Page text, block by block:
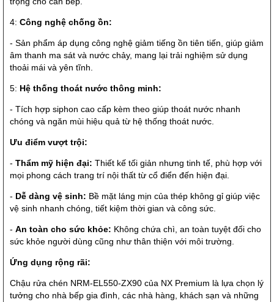
4: Công nghệ chống ồn:
- Sản phẩm áp dụng công nghệ giảm tiếng ồn tiên tiến, giúp giảm
âm thanh ma sát và nước chảy, mang lại trải nghiệm sử dụng
thoải mái và yên tĩnh.
5: Hệ thống thoát nước thông minh:
- Tích hợp siphon cao cấp kèm theo giúp thoát nước nhanh
chóng và ngăn mùi hiệu quả từ hệ thống thoát nước.
Ưu điểm vượt trội:
- Thẩm mỹ hiện đại: Thiết kế tối giản nhưng tinh tế, phù hợp với
mọi phong cách trang trí nội thất từ cổ điển đến hiện đại.
- Dễ dàng vệ sinh: Bề mặt láng mịn của thép không gỉ giúp việc
vệ sinh nhanh chóng, tiết kiệm thời gian và công sức.
- An toàn cho sức khỏe: Không chứa chì, an toàn tuyệt đối cho
sức khỏe người dùng cũng như thân thiện với môi trường.
Ứng dụng rộng rãi:
Chậu rửa chén NRM-EL550-ZX90 của NX Premium là lựa chọn lý
tưởng cho nhà bếp gia đình, các nhà hàng, khách sạn và những